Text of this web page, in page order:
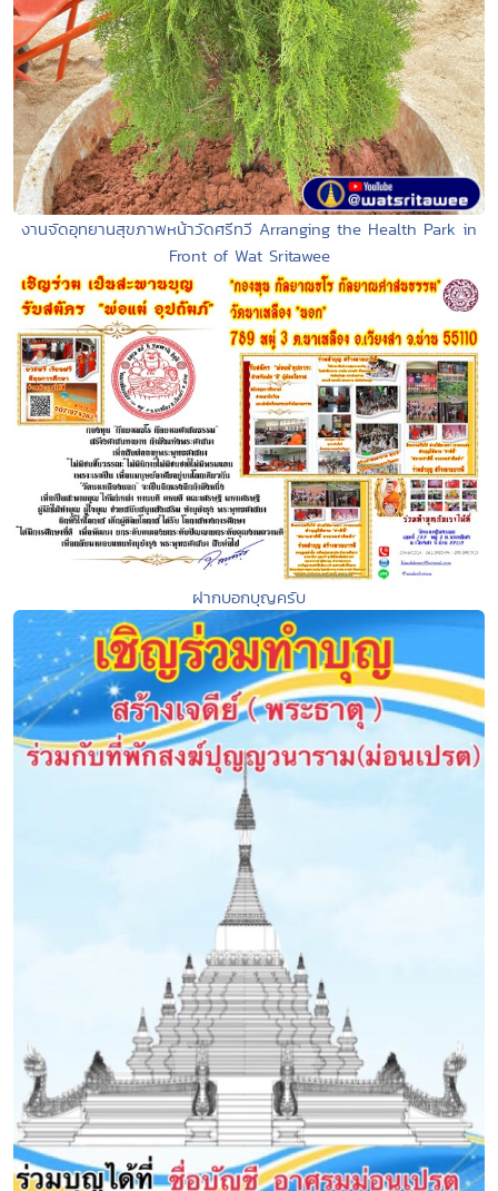
งานจัดอุทยานสุขภาพหน้าวัดศรีทวี Arranging the Health Park in
Front of Wat Sritawee
ฝากบอกบุญครับ